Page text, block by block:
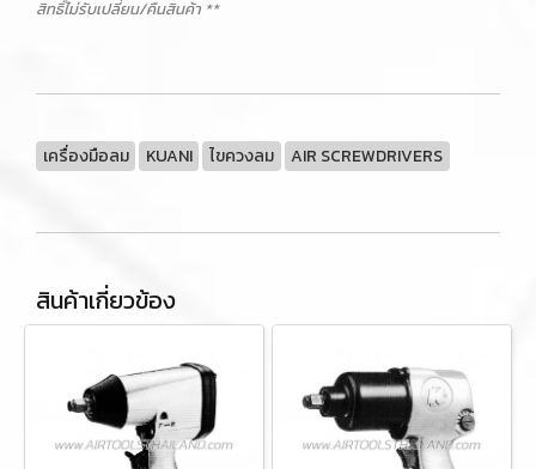
สิทธิ์ไม่รับเปลี่ยน/คืนสินค้า **
เครื่องมือลม KUANI ไขควงลม AIR SCREWDRIVERS
สินค้าเกี่ยวข้อง